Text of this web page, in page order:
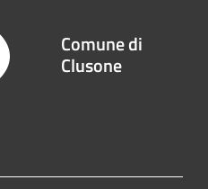
Comune di
Clusone